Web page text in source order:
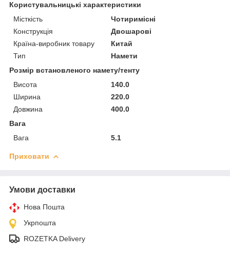
Користувальницькі характеристики
Місткість
Чотиримісні
Конструкція
Двошарові
Країна-виробник товару
Китай
Тип
Намети
Розмір встановленого намету/тенту
Висота
140.0
Ширина
220.0
Довжина
400.0
Вага
Вага
5.1
Приховати
Умови доставки
Нова Пошта
Укрпошта
ROZETKA Delivery